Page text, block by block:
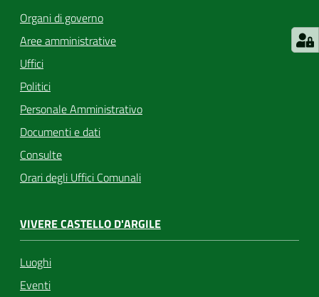
Organi di governo
Aree amministrative
Uffici
Politici
Personale Amministrativo
Documenti e dati
Consulte
Orari degli Uffici Comunali
VIVERE CASTELLO D'ARGILE
Luoghi
Eventi